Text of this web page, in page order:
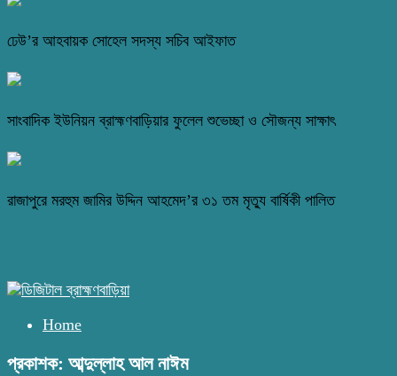
ঢেউ’র আহবায়ক সোহেল সদস্য সচিব আইফাত
সাংবাদিক ইউনিয়ন ব্রাহ্মণবাড়িয়ার ফুলেল শুভেচ্ছা ও সৌজন্য সাক্ষাৎ
রাজাপুরে মরহুম জামির উদ্দিন আহমেদ’র ৩১ তম মৃত্যু বার্ষিকী পালিত
Home
প্রকাশক: আব্দুল্লাহ আল নাঈম